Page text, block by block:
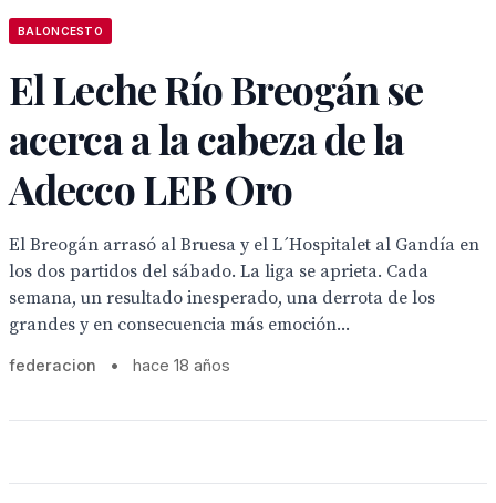
BALONCESTO
El Leche Río Breogán se
acerca a la cabeza de la
Adecco LEB Oro
El Breogán arrasó al Bruesa y el L´Hospitalet al Gandía en
los dos partidos del sábado. La liga se aprieta. Cada
semana, un resultado inesperado, una derrota de los
grandes y en consecuencia más emoción...
federacion • hace 18 años